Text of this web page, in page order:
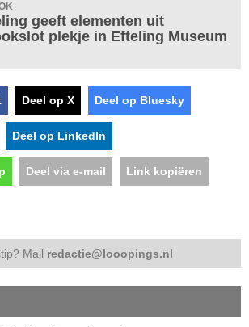
geeft elementen uit
plekje in Efteling Museum
Deel op X Deel op Bluesky
Deel op LinkedIn
Deel via e-mail Link kopiëren
Mail redactie@looopings.nl